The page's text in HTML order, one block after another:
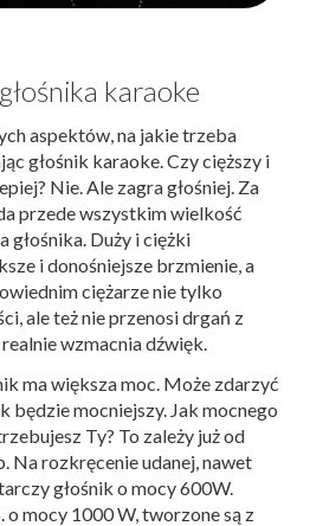
karaoke
aspektów, na jakie trzeba
głośnik karaoke. Czy cięższy i
Nie. Ale zagra głośniej. Za
przede wszystkim wielkość
głośnika. Duży i ciężki
i donośniejsze brzmienie, a
ciężarze nie tylko
ale też nie przenosi drgań z
wzmacnia dźwięk.
ma większa moc. Może zdarzyć
będzie mocniejszy. Jak mocnego
Ty? To zależy już od
Na rozkręcenie udanej, nawet
głośnik o mocy 600W.
o mocy 1000 W, tworzone są z